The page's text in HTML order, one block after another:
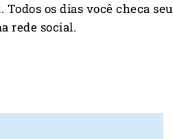
os dias você checa
rede social.